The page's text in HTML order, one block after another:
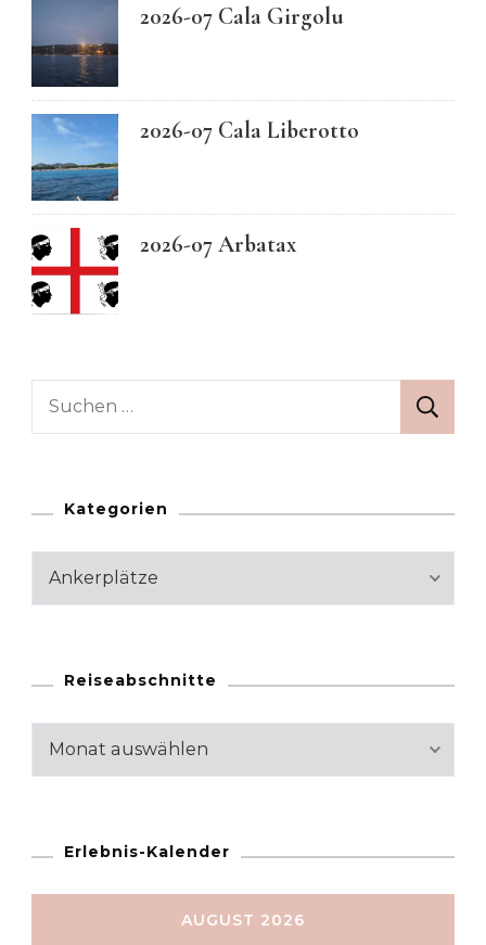
2026-07 Cala Girgolu
2026-07 Cala Liberotto
2026-07 Arbatax
Suchen
Kategorien
Kategorien
Reiseabschnitte
Reiseabschnitte
Erlebnis-Kalender
AUGUST 2026